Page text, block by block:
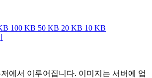
100 KB 50 KB 20 KB 10 KB
에서 이루어집니다. 이미지는 서버에 업